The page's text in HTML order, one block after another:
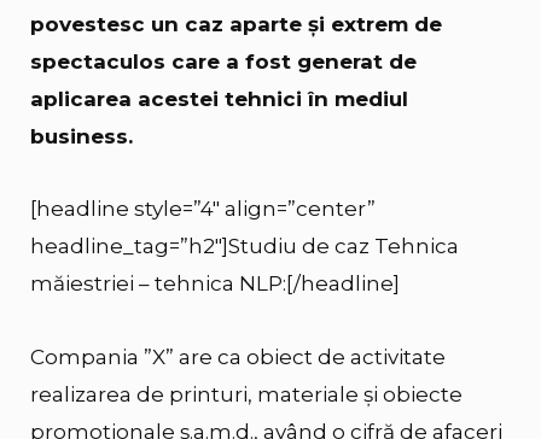
povestesc un caz aparte și extrem de
spectaculos care a fost generat de
aplicarea acestei tehnici în mediul
business.
[headline style=”4″ align=”center”
headline_tag=”h2″]Studiu de caz Tehnica
măiestriei – tehnica NLP:[/headline]
Compania ”X” are ca obiect de activitate
realizarea de printuri, materiale și obiecte
promoționale ș.a.m.d., având o cifră de afaceri